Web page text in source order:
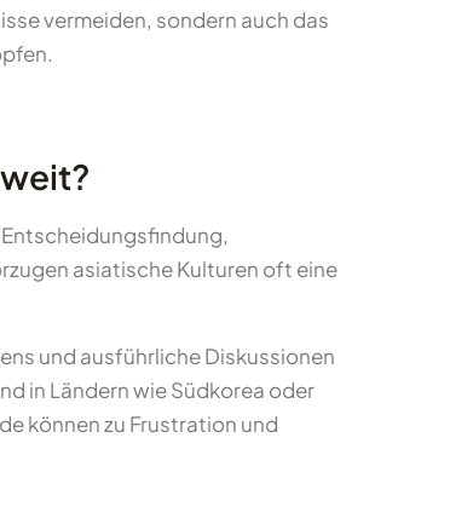
vermeiden, sondern auch das
asiatische Kulturen oft eine
und ausführliche Diskussionen
in Ländern wie Südkorea oder
können zu Frustration und